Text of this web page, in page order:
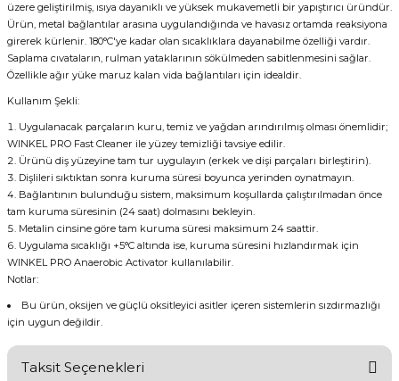
üzere geliştirilmiş, ısıya dayanıklı ve yüksek mukavemetli bir yapıştırıcı üründür.
Ürün, metal bağlantılar arasına uygulandığında ve havasız ortamda reaksiyona
girerek kürlenir. 180°C'ye kadar olan sıcaklıklara dayanabilme özelliği vardır.
Saplama cıvataların, rulman yataklarının sökülmeden sabitlenmesini sağlar.
Özellikle ağır yüke maruz kalan vida bağlantıları için idealdir.
Kullanım Şekli:
Uygulanacak parçaların kuru, temiz ve yağdan arındırılmış olması önemlidir;
WINKEL PRO Fast Cleaner ile yüzey temizliği tavsiye edilir.
Ürünü diş yüzeyine tam tur uygulayın (erkek ve dişi parçaları birleştirin).
Dişlileri sıktıktan sonra kuruma süresi boyunca yerinden oynatmayın.
Bağlantının bulunduğu sistem, maksimum koşullarda çalıştırılmadan önce
tam kuruma süresinin (24 saat) dolmasını bekleyin.
Metalin cinsine göre tam kuruma süresi maksimum 24 saattir.
Uygulama sıcaklığı +5°C altında ise, kuruma süresini hızlandırmak için
WINKEL PRO Anaerobic Activator kullanılabilir.
Notlar:
Bu ürün, oksijen ve güçlü oksitleyici asitler içeren sistemlerin sızdırmazlığı
için uygun değildir.
Taksit Seçenekleri